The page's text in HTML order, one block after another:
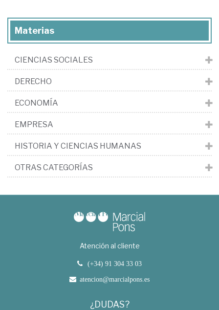
Materias
CIENCIAS SOCIALES
DERECHO
ECONOMÍA
EMPRESA
HISTORIA Y CIENCIAS HUMANAS
OTRAS CATEGORÍAS
Atención al cliente
(+34) 91 304 33 03
atencion@marcialpons.es
¿DUDAS?